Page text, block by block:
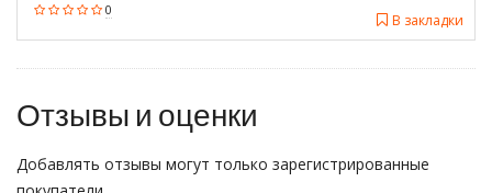
0
В закладки
Отзывы и оценки
Добавлять отзывы могут только зарегистрированные